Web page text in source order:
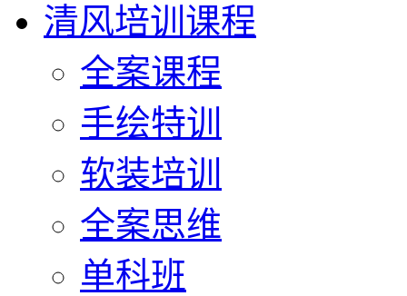
清风培训课程
全案课程
手绘特训
软装培训
全案思维
单科班